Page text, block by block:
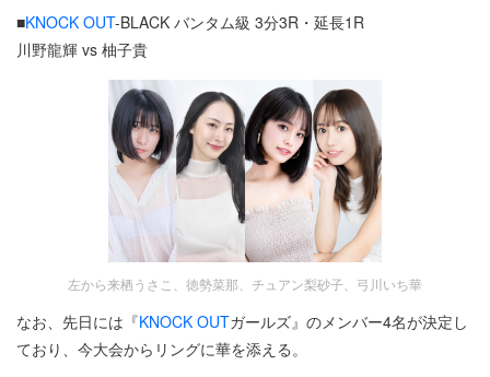
■KNOCK OUT-BLACK バンタム級 3分3R・延長1R
川野龍輝 vs 柚子貴
左から来栖うさこ、徳勢菜那、チュアン梨砂子、弓川いち華
なお、先日には『KNOCK OUTガールズ』のメンバー4名が決定し
ており、今大会からリングに華を添える。